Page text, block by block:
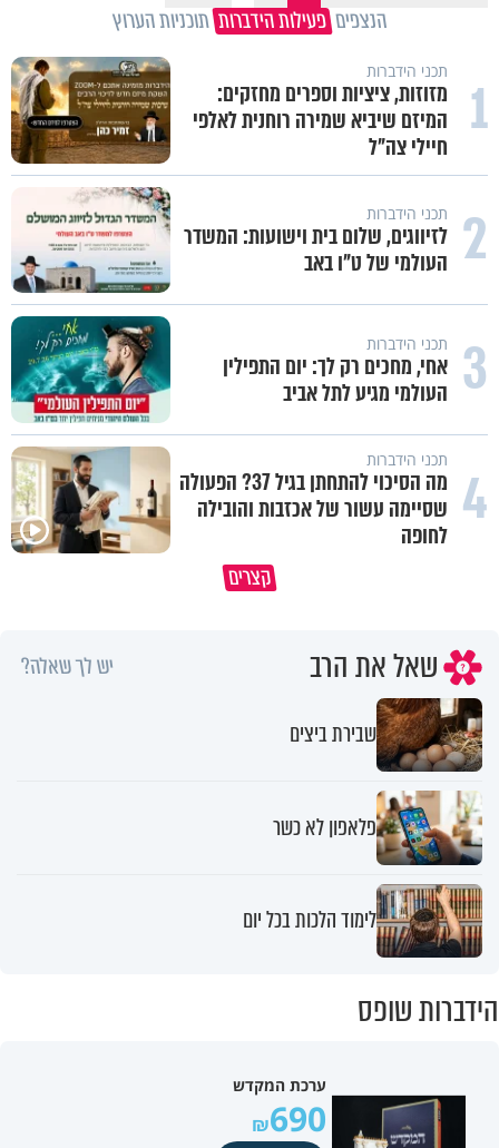
הנצפים פעילות הידברות תוכניות הערוץ
1 תכני הידברות
מזוזות, ציציות וספרים מחזקים:
המיזם שיביא שמירה רוחנית לאלפי
חיילי צה"ל
2 תכני הידברות
לזיווגים, שלום בית וישועות: המשדר
העולמי של ט"ו באב
3 תכני הידברות
אחי, מחכים רק לך: יום התפילין
העולמי מגיע לתל אביב
4 תכני הידברות
מה הסיכוי להתחתן בגיל 37? הפעולה
שסיימה עשור של אכזבות והובילה
לחופה
קצרים
שאל את הרב יש לך שאלה?
שבירת ביצים
פלאפון לא כשר
לימוד הלכות בכל יום
הידברות שופס
ערכת המקדש
690